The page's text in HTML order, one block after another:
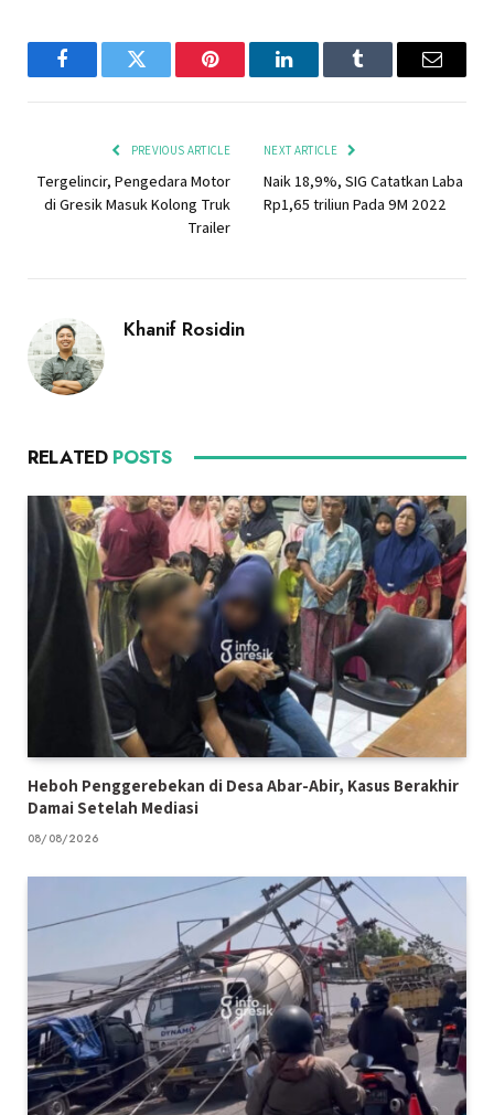
FacebookTwitter Pinterest LinkedInTumblr Email
PREVIOUS ARTICLE
Tergelincir, Pengedara Motor
di Gresik Masuk Kolong Truk
Trailer
NEXT ARTICLE
Naik 18,9%, SIG Catatkan Laba
Rp1,65 triliun Pada 9M 2022
Khanif Rosidin
RELATED POSTS
Heboh Penggerebekan di Desa Abar-Abir, Kasus Berakhir
Damai Setelah Mediasi
08/08/2026